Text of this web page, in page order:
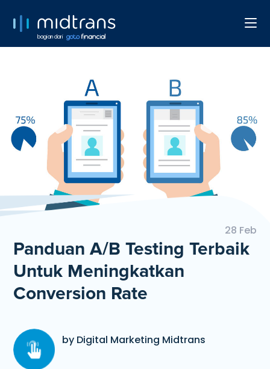
bagian dari
28 Feb
Panduan A/B Testing Terbaik
Untuk Meningkatkan
Conversion Rate
by Digital Marketing Midtrans